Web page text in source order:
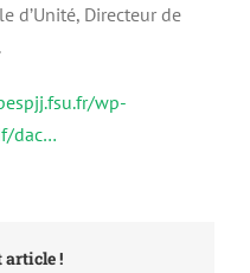
d’Unité, Directeur de
wp-
dac…
article !